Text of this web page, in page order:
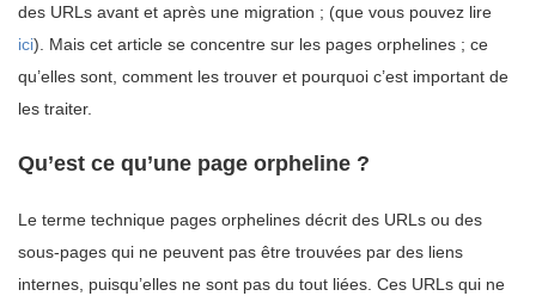
des URLs avant et après une migration ; (que vous pouvez lire
ici). Mais cet article se concentre sur les pages orphelines ; ce
qu’elles sont, comment les trouver et pourquoi c’est important de
les traiter.
Qu’est ce qu’une page orpheline ?
Le terme technique pages orphelines décrit des URLs ou des
sous-pages qui ne peuvent pas être trouvées par des liens
internes, puisqu’elles ne sont pas du tout liées. Ces URLs qui ne